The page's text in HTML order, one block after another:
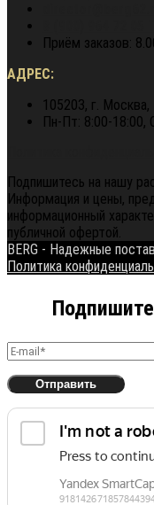
Приём заказов:
АДРЕС:
105203, г.
Пн-Пт: 8:00-18:00,
Подпишитесь на нашу
Информация и цены,
информационный
публичной офертой.
BERG - Надежные
Политика